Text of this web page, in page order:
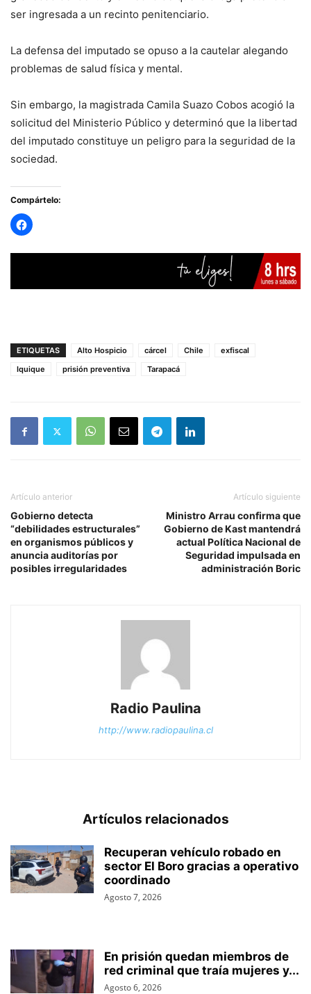
ser ingresada a un recinto penitenciario.
La defensa del imputado se opuso a la cautelar alegando
problemas de salud física y mental.
Sin embargo, la magistrada Camila Suazo Cobos acogió la
solicitud del Ministerio Público y determinó que la libertad
del imputado constituye un peligro para la seguridad de la
sociedad.
Compártelo:
ETIQUETAS Alto Hospicio cárcel Chile
exfiscal
Iquique
prisión preventiva Tarapacá
Artículo anterior
Gobierno detecta
“debilidades estructurales”
en organismos públicos y
anuncia auditorías por
posibles irregularidades
Artículo siguiente
Ministro Arrau confirma que
Gobierno de Kast mantendrá
actual Política Nacional de
Seguridad impulsada en
administración Boric
Radio Paulina
http://www.radiopaulina.cl
Artículos relacionados
Recuperan vehículo robado en
sector El Boro gracias a operativo
coordinado
Agosto 7, 2026
En prisión quedan miembros de
red criminal que traía mujeres y...
Agosto 6, 2026